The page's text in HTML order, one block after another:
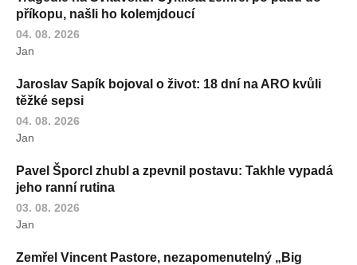
příkopu, našli ho kolemjdoucí
04. 08. 2026
Jan
Jaroslav Sapík bojoval o život: 18 dní na ARO kvůli
těžké sepsi
04. 08. 2026
Jan
Pavel Šporcl zhubl a zpevnil postavu: Takhle vypadá
jeho ranní rutina
03. 08. 2026
Jan
Zemřel Vincent Pastore, nezapomenutelný „Big